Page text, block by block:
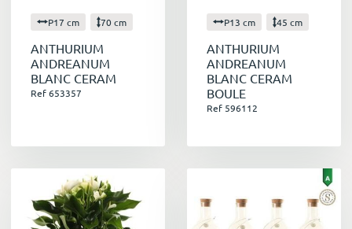
P17 cm 70 cm
ANTHURIUM
ANDREANUM
BLANC CERAM
Ref 653357
P13 cm 45 cm
ANTHURIUM
ANDREANUM
BLANC CERAM
BOULE
Ref 596112